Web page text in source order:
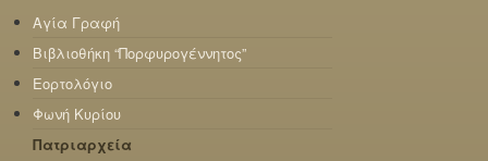
Αγία Γραφή
Βιβλιοθήκη “Πορφυρογέννητος”
Εορτολόγιο
Φωνή Κυρίου
Πατριαρχεία